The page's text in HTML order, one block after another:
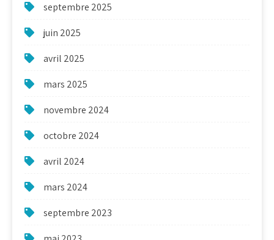
septembre 2025
juin 2025
avril 2025
mars 2025
novembre 2024
octobre 2024
avril 2024
mars 2024
septembre 2023